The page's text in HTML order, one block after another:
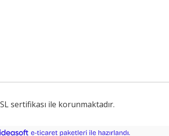
sertifikası ile korunmaktadır.
ideasoft e-